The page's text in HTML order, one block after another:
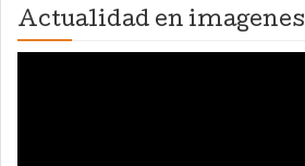
Actualidad en imagenes